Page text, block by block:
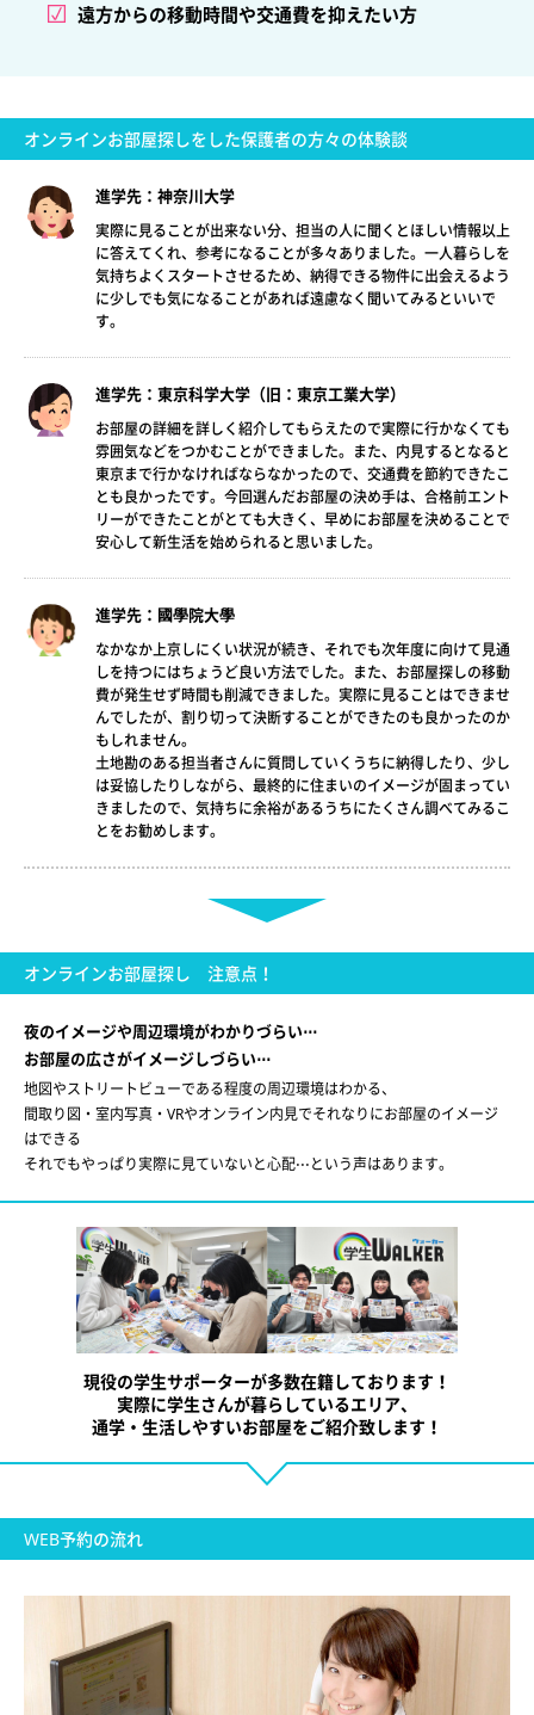
遠方からの移動時間や交通費を抑えたい方
オンラインお部屋探しをした保護者の方々の体験談
進学先：神奈川大学
実際に見ることが出来ない分、担当の人に聞くとほしい情報以上
に答えてくれ、参考になることが多々ありました。一人暮らしを
気持ちよくスタートさせるため、納得できる物件に出会えるよう
に少しでも気になることがあれば遠慮なく聞いてみるといいで
す。
進学先：東京科学大学（旧：東京工業大学）
お部屋の詳細を詳しく紹介してもらえたので実際に行かなくても
雰囲気などをつかむことができました。また、内見するとなると
東京まで行かなければならなかったので、交通費を節約できたこ
とも良かったです。今回選んだお部屋の決め手は、合格前エント
リーができたことがとても大きく、早めにお部屋を決めることで
安心して新生活を始められると思いました。
進学先：國學院大學
なかなか上京しにくい状況が続き、それでも次年度に向けて見通
しを持つにはちょうど良い方法でした。また、お部屋探しの移動
費が発生せず時間も削減できました。実際に見ることはできませ
んでしたが、割り切って決断することができたのも良かったのか
もしれません。
土地勘のある担当者さんに質問していくうちに納得したり、少し
は妥協したりしながら、最終的に住まいのイメージが固まってい
きましたので、気持ちに余裕があるうちにたくさん調べてみるこ
とをお勧めします。
オンラインお部屋探し 注意点！
夜のイメージや周辺環境がわかりづらい⋅⋅⋅
お部屋の広さがイメージしづらい⋅⋅⋅
地図やストリートビューである程度の周辺環境はわかる、
間取り図・室内写真・VRやオンライン内見でそれなりにお部屋のイメージ
はできる
それでもやっぱり実際に見ていないと心配⋅⋅⋅という声はあります。
現役の学生サポーターが多数在籍しております！
実際に学生さんが暮らしているエリア、
通学・ 生活しやすいお部屋をご紹介致します！
WEB予約の流れ